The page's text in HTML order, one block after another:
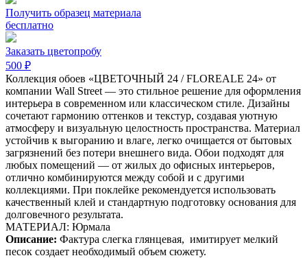
Получить образец материала
бесплатно
Заказать цветопробу
500 ₽
Коллекция обоев «ЦВЕТОЧНЫЙ 24 / FLOREALE 24» от
компании Wall Street — это стильное решение для оформления
интерьера в современном или классическом стиле. Дизайны
сочетают гармонию оттенков и текстур, создавая уютную
атмосферу и визуальную целостность пространства. Материал
устойчив к выгоранию и влаге, легко очищается от бытовых
загрязнений без потери внешнего вида. Обои подходят для
любых помещений — от жилых до офисных интерьеров,
отлично комбинируются между собой и с другими
коллекциями. При поклейке рекомендуется использовать
качественный клей и стандартную подготовку основания для
долговечного результата.
МАТЕРИАЛ: Юрмала
Описание: Фактура слегка глянцевая, имитирует мелкий
песок создает необходимый объем сюжету.